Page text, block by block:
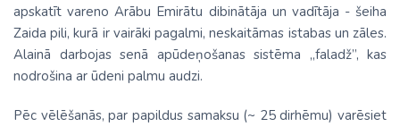
apskatīt vareno Arābu Emirātu dibinātāja un vadītāja - šeiha
Zaida pili, kurā ir vairāki pagalmi, neskaitāmas istabas un zāles.
Alainā darbojas senā apūdeņošanas sistēma „faladž”, kas
nodrošina ar ūdeni palmu audzi.
Pēc vēlēšanās, par papildus samaksu (~ 25 dirhēmu) varēsiet